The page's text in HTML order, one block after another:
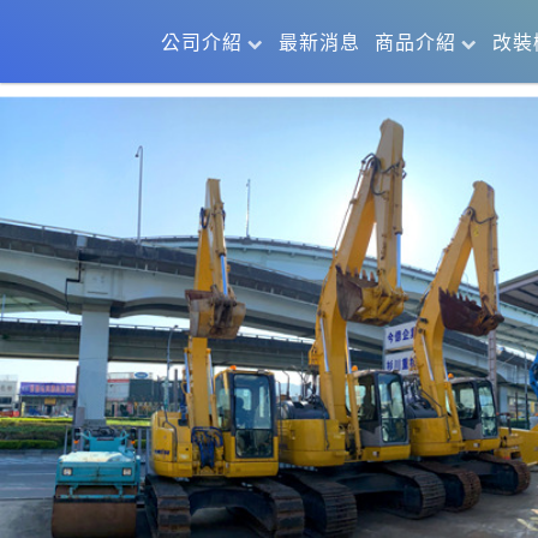
公司介紹 最新消息 商品介紹 改